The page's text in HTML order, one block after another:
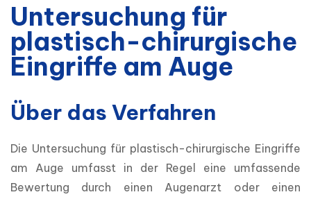
Untersuchung für
plastisch-chirurgische
Eingriffe am Auge
Über das Verfahren
Die Untersuchung für plastisch-chirurgische Eingriffe
am Auge umfasst in der Regel eine umfassende
Bewertung durch einen Augenarzt oder einen